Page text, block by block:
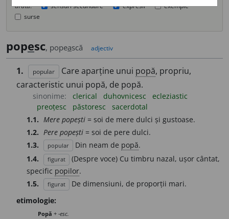
arată: sensuri secundare expresii
exemple
surse
popesc, popească adjectiv
1. popular Care aparține unui popă, propriu,
caracteristic unui popă, de popă.
sinonime: clerical duhovnicesc
ecleziastic
preoțesc
păstoresc
sacerdotal
1.1. Mere popești = soi de mere dulci și gustoase.
1.2. Pere popești = soi de pere dulci.
1.3.
popular Din neam de popă.
1.4.
figurat
(Despre voce) Cu timbru nazal, ușor cântat,
specific popilor.
1.5.
figurat
De dimensiuni, de proporții mari.
etimologie:
Popă + -esc.